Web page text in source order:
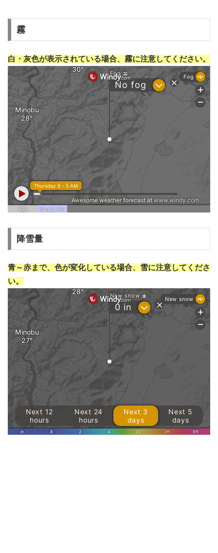
霧
白・灰色が表示されている場合、霧に注意してください。
降雪量
青～赤まで、色が変化している場合、雪に注意してくださ
い。